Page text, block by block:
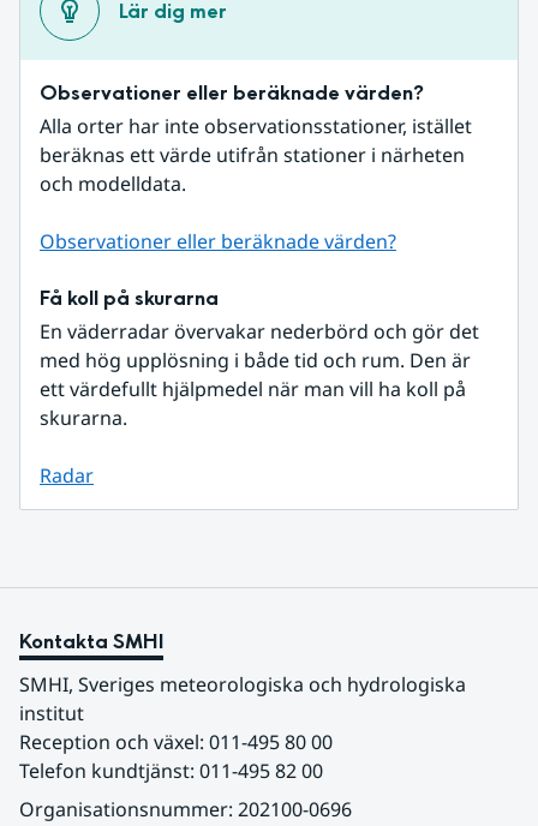
Lär dig mer
Observationer eller beräknade värden?
Alla orter har inte observationsstationer, istället
beräknas ett värde utifrån stationer i närheten
och modelldata.
Observationer eller beräknade värden?
Få koll på skurarna
En väderradar övervakar nederbörd och gör det
med hög upplösning i både tid och rum. Den är
ett värdefullt hjälpmedel när man vill ha koll på
skurarna.
Radar
Kontakta SMHI
SMHI, Sveriges meteorologiska och hydrologiska
institut
Reception och växel: 011-495 80 00
Telefon kundtjänst: 011-495 82 00
Organisationsnummer: 202100-0696